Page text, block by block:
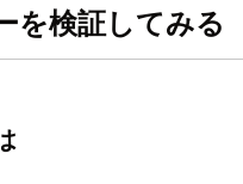
を検証してみる